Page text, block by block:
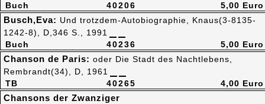
40206
Buch 5,00 Euro
40236
Buch
Busch,Eva: Und trotzdem-Autobiographie, Knaus(3-8135-
1242-8), D,346 S., 1991
5,00 Euro
40265
TB
Chanson de Paris: oder Die Stadt des Nachtlebens,
Rembrandt(34), D, 1961
4,00 Euro
Chansons der Zwanziger